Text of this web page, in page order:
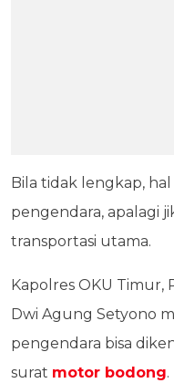
Bila tidak lengkap,
pengendara, apalagi
transportasi utama.
Kapolres OKU Timur,
Dwi Agung Setyono
pengendara bisa
surat motor bodong.